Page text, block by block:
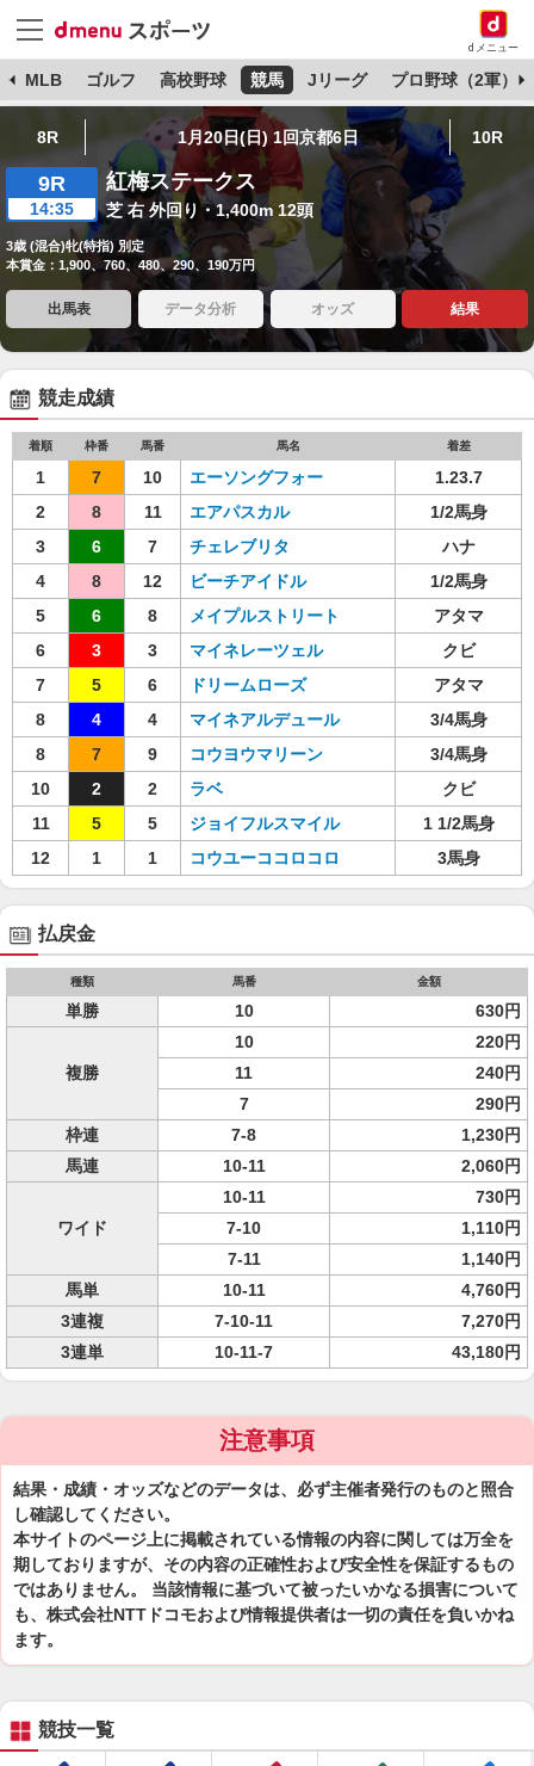
dメニュー
MLB ゴルフ 高校野球 競馬 Jリーグ プロ野球（2軍）
8R 1月20日(日) 1回京都6日 10R
9R
14:35
紅梅ステークス
芝 右 外回り・1,400m 12頭
3歳 (混合)牝(特指) 別定
本賞金：1,900、760、480、290、190万円
出馬表 データ分析 オッズ 結果
競走成績
着順 枠番 馬番 馬名 着差
1 7 10 エーソングフォー
1.23.7
2
8 11 エアパスカル
1/2馬身
3
6 7 チェレブリタ
ハナ
4
8 12 ビーチアイドル
1/2馬身
5
6 8 メイプルストリート
アタマ
6
3 3 マイネレーツェル
クビ
7
5 6 ドリームローズ
アタマ
8
4 4 マイネアルデュール
3/4馬身
8
7 9 コウヨウマリーン
3/4馬身
10
2 2 ラベ
クビ
11
5 5 ジョイフルスマイル
1 1/2馬身
12
1 1 コウユーココロコロ 3馬身
払戻金
種類 馬番 金額
単勝 10 630円
複勝
10
220円
11
240円
7
290円
枠連
7-8
1,230円
馬連
10-11 2,060円
ワイド
10-11
730円
7-10
1,110円
7-11
1,140円
馬単
10-11
4,760円
3連複
7-10-11
7,270円
3連単
10-11-7 43,180円
注意事項
結果・成績・オッズなどのデータは、必ず主催者発行のものと照合
し確認してください。
本サイトのページ上に掲載されている情報の内容に関しては万全を
期しておりますが、その内容の正確性および安全性を保証するもの
ではありません。 当該情報に基づいて被ったいかなる損害について
も、株式会社NTTドコモおよび情報提供者は一切の責任を負いかね
ます。
競技一覧